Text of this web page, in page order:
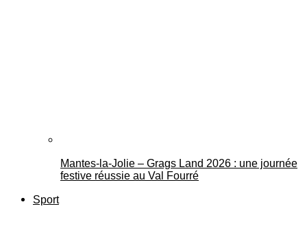
Mantes-la-Jolie – Grags Land 2026 : une journée
festive réussie au Val Fourré
Sport